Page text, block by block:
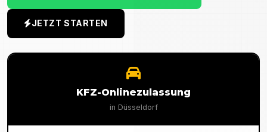
JETZT STARTEN
KFZ-Onlinezulassung
in Düsseldorf